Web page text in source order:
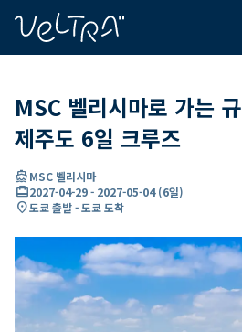
MSC 벨리시마로 가는
제주도 6일 크루즈
directions_boatMSC 벨리시마
card_travel2027-04-29- 2027-05-04(6일)
location_on도쿄 출발 - 도쿄 도착